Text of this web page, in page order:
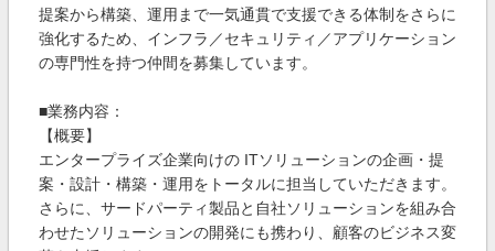
提案から構築、運用まで一気通貫で支援できる体制をさらに
強化するため、インフラ／セキュリティ／アプリケーション
の専門性を持つ仲間を募集しています。
■業務内容：
【概要】
エンタープライズ企業向けの ITソリューションの企画・提
案・設計・構築・運用をトータルに担当していただきます。
さらに、サードパーティ製品と自社ソリューションを組み合
わせたソリューションの開発にも携わり、顧客のビジネス変